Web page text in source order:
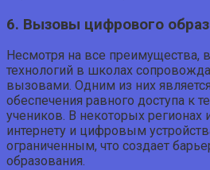
6. Вызовы цифрового
Несмотря на все
технологий в школах
вызовами. Одним из них
обеспечения равного доступа к
учеников. В некоторых регионах
интернету и цифровым
ограниченным, что создает
образования.